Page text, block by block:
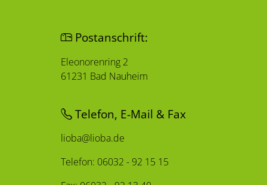
Postanschrift:
Eleonorenring 2
61231 Bad Nauheim
Telefon, E-Mail & Fax
lioba@lioba.de
Telefon: 06032 - 92 15 15